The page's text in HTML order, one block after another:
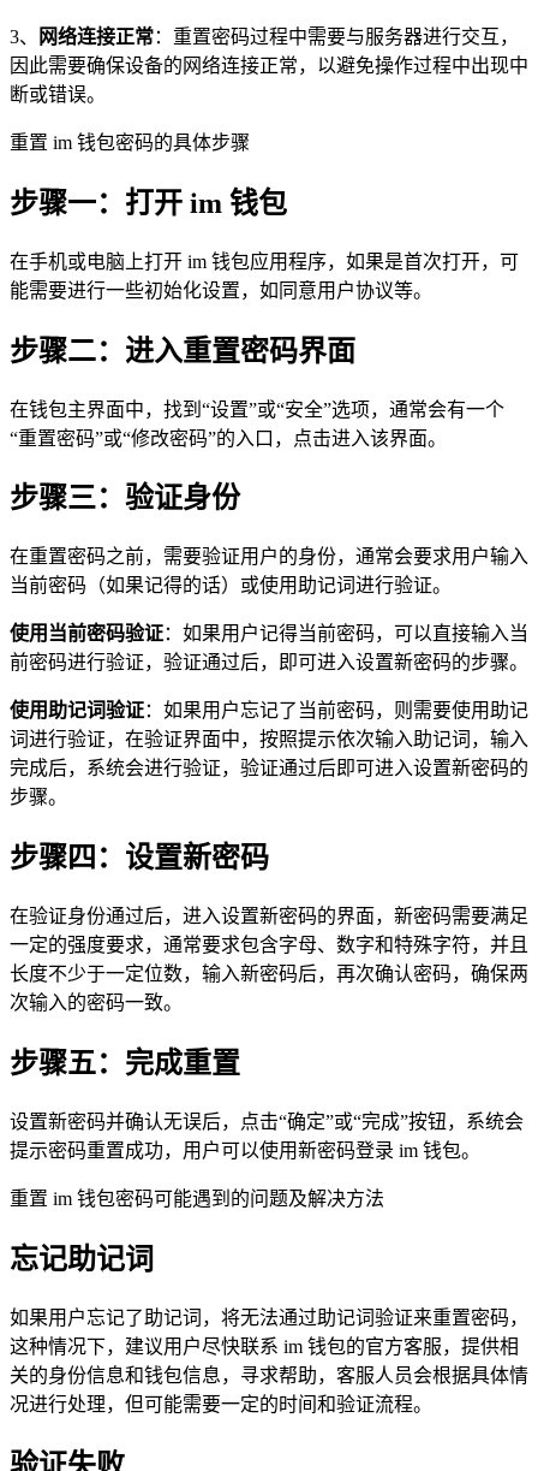
3、 网络连接正常：重置密码过程中需要与服务器进行交互，
因此需要确保设备的网络连接正常，以避免操作过程中出现中
断或错误。
重置 im 钱包密码的具体步骤
步骤一：打开 im 钱包
在手机或电脑上打开 im 钱包应用程序，如果是首次打开，可
能需要进行一些初始化设置，如同意用户协议等。
步骤二：进入重置密码界面
在钱包主界面中，找到“设置”或“安全”选项，通常会有一个
“重置密码”或“修改密码”的入口，点击进入该界面。
步骤三：验证身份
在重置密码之前，需要验证用户的身份，通常会要求用户输入
当前密码（如果记得的话）或使用助记词进行验证。
使用当前密码验证：如果用户记得当前密码，可以直接输入当
前密码进行验证，验证通过后，即可进入设置新密码的步骤。
使用助记词验证：如果用户忘记了当前密码，则需要使用助记
词进行验证，在验证界面中，按照提示依次输入助记词，输入
完成后，系统会进行验证，验证通过后即可进入设置新密码的
步骤。
步骤四：设置新密码
在验证身份通过后，进入设置新密码的界面，新密码需要满足
一定的强度要求，通常要求包含字母、数字和特殊字符，并且
长度不少于一定位数，输入新密码后，再次确认密码，确保两
次输入的密码一致。
步骤五：完成重置
设置新密码并确认无误后，点击“确定”或“完成”按钮，系统会
提示密码重置成功，用户可以使用新密码登录 im 钱包。
重置 im 钱包密码可能遇到的问题及解决方法
忘记助记词
如果用户忘记了助记词，将无法通过助记词验证来重置密码，
这种情况下，建议用户尽快联系 im 钱包的官方客服，提供相
关的身份信息和钱包信息，寻求帮助，客服人员会根据具体情
况进行处理，但可能需要一定的时间和验证流程。
验证失败